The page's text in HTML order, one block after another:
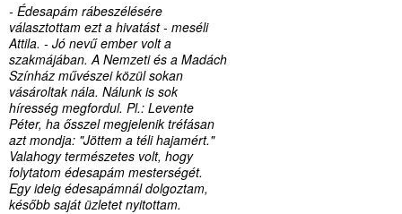
- Édesapám rábeszélésére
választottam ezt a hivatást - meséli
Attila. - Jó nevű ember volt a
szakmájában. A Nemzeti és a Madách
Színház művészei közül sokan
vásároltak nála. Nálunk is sok
híresség megfordul. Pl.: Levente
Péter, ha ősszel megjelenik tréfásan
azt mondja: "Jöttem a téli hajamért."
Valahogy természetes volt, hogy
folytatom édesapám mesterségét.
Egy ideig édesapámnál dolgoztam,
később saját üzletet nyitottam.